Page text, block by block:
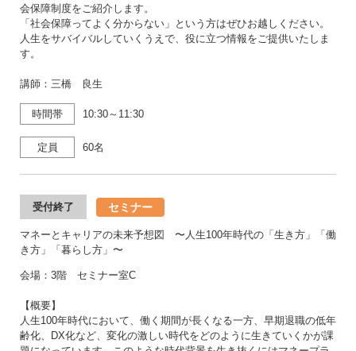
会保障制度をご紹介します。
「社会保障ってよく分からない」という方はぜひお越しください。
人生をサバイバルしていくうえで、役に立つ情報をご提供いたしま
す。
講師：三橋 良生
時間帯 10:30～11:30
定員 60名
受付終了 セミナー
マネーとキャリアの未来予想図 〜人生100年時代の「生き方」「働
き方」「暮らし方」〜
会場：3階 セミナー室C
【概要】
人生100年時代において、働く期間が長くなる一方、早期退職の低年
齢化、DX化など、変化の激しい時代をどのように生きていくかが課